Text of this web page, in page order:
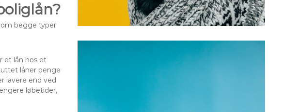
begge typer
et lån hos et
låner penge
lavere end ved
løbetider,